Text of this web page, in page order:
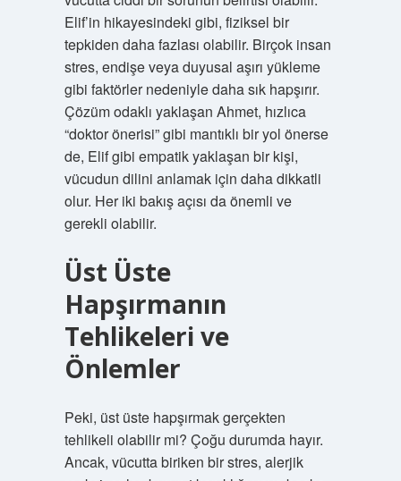
Elif’in hikayesindeki gibi, fiziksel bir
tepkiden daha fazlası olabilir. Birçok insan
stres, endişe veya duyusal aşırı yükleme
gibi faktörler nedeniyle daha sık hapşırır.
Çözüm odaklı yaklaşan Ahmet, hızlıca
“doktor önerisi” gibi mantıklı bir yol önerse
de, Elif gibi empatik yaklaşan bir kişi,
vücudun dilini anlamak için daha dikkatli
olur. Her iki bakış açısı da önemli ve
gerekli olabilir.
Üst Üste
Hapşırmanın
Tehlikeleri ve
Önlemler
Peki, üst üste hapşırmak gerçekten
tehlikeli olabilir mi? Çoğu durumda hayır.
Ancak, vücutta biriken bir stres, alerjik